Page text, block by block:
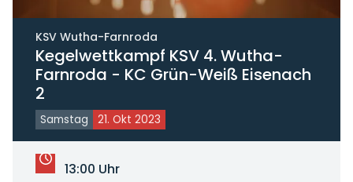
KSV Wutha-Farnroda
Kegelwettkampf KSV 4. Wutha-
Farnroda - KC Grün-Weiß Eisenach
2
Samstag 21. Okt 2023
13:00 Uhr